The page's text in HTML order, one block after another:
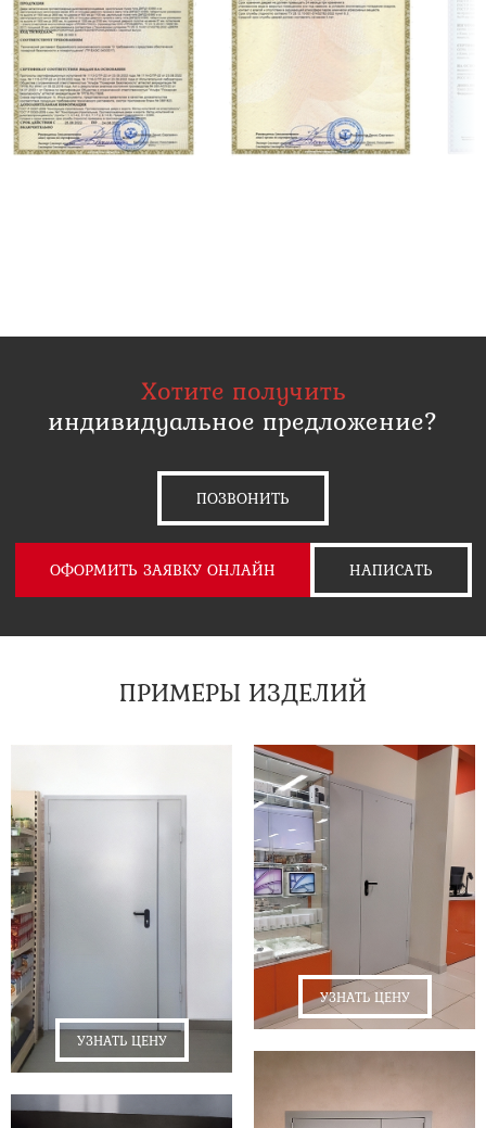
Хотите получить
индивидуальное предложение?
ПОЗВОНИТЬ
ОФОРМИТЬ ЗАЯВКУ ОНЛАЙН НАПИСАТЬ
ПРИМЕРЫ ИЗДЕЛИЙ
УЗНАТЬ ЦЕНУ
УЗНАТЬ ЦЕНУ